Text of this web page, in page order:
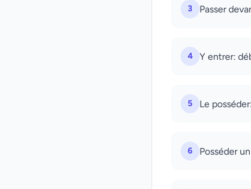
3 Passer
4 Y entrer:
5 Le
6 Posséder